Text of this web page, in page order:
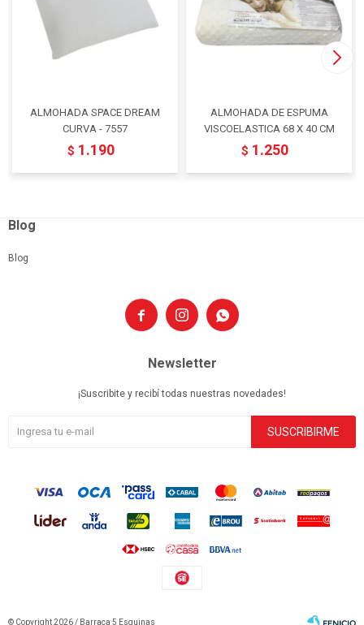
ALMOHADA SPACE DREAM
CURVA - 7557
$ 1.190
ALMOHADA DE ESPUMA
VISCOELASTICA 68 X 40 CM
$ 1.250
  
Blog
Blog
Newsletter
¡Suscribite y recibí todas nuestras novedades!
SUSCRIBIRME
© Copyright 2026 / Barraca 5 Esquinas